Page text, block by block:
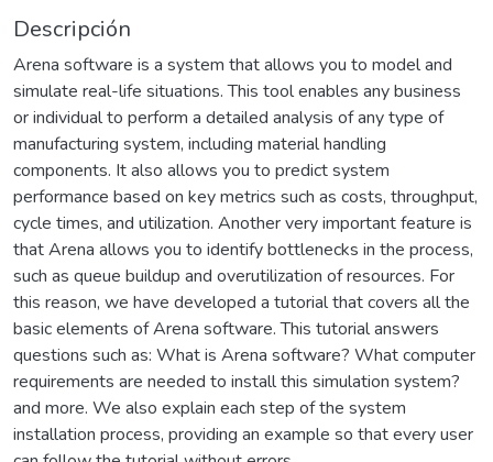
Descripción
Arena software is a system that allows you to model and
simulate real-life situations. This tool enables any business
or individual to perform a detailed analysis of any type of
manufacturing system, including material handling
components. It also allows you to predict system
performance based on key metrics such as costs, throughput,
cycle times, and utilization. Another very important feature is
that Arena allows you to identify bottlenecks in the process,
such as queue buildup and overutilization of resources. For
this reason, we have developed a tutorial that covers all the
basic elements of Arena software. This tutorial answers
questions such as: What is Arena software? What computer
requirements are needed to install this simulation system?
and more. We also explain each step of the system
installation process, providing an example so that every user